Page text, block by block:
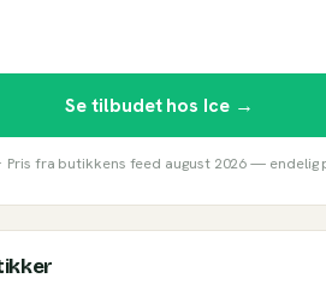
Se tilbudet hos Ice→
Pris fra butikkens feed august 2026— endelig